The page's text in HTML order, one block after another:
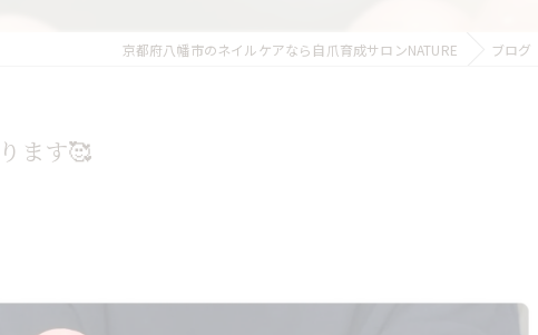
京都府八幡市のネイルケアなら自爪育成サロンNATURE ブログ
ます🥰